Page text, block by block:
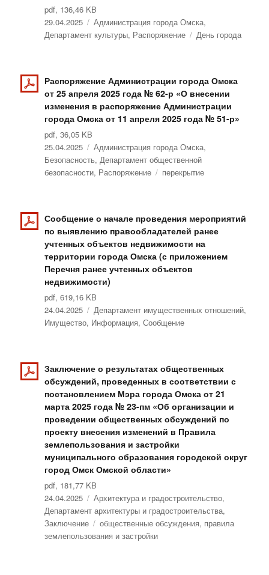
pdf, 136,46 KB
Опубликовано
29.04.2025 Рубрики
Администрация города Омска,
Департамент культуры, Распоряжение Метки
День города
Распоряжение Администрации города Омска
от 25 апреля 2025 года № 62-р «О внесении
изменения в распоряжение Администрации
города Омска от 11 апреля 2025 года № 51-р»
pdf, 36,05 KB
Опубликовано
25.04.2025 Рубрики
Администрация города Омска,
Безопасность,Департамент общественной
безопасности, Распоряжение Метки
перекрытие
Сообщение о начале проведения мероприятий
по выявлению правообладателей ранее
учтенных объектов недвижимости на
территории города Омска (с приложением
Перечня ранее учтенных объектов
недвижимости)
pdf, 619,16 KB
Опубликовано
24.04.2025 Рубрики
Департамент имущественных отношений,
Имущество, Информация,Сообщение
Заключение о результатах общественных
обсуждений, проведенных в соответствии с
постановлением Мэра города Омска от 21
марта 2025 года № 23-пм «Об организации и
проведении общественных обсуждений по
проекту внесения изменений в Правила
землепользования и застройки
муниципального образования городской округ
город Омск Омской области»
pdf, 181,77 KB
Опубликовано
24.04.2025 Рубрики
Архитектура и градостроительство,
Департамент архитектуры и градостроительства,
Заключение
Метки
общественные обсуждения, правила
землепользования и застройки